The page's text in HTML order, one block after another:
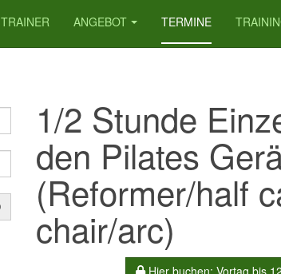
TRAINER ANGEBOT TERMINE
1/2 Stunde
den Pilates
(Reformer/half
chair/arc)
Hier buchen: Vortag bis